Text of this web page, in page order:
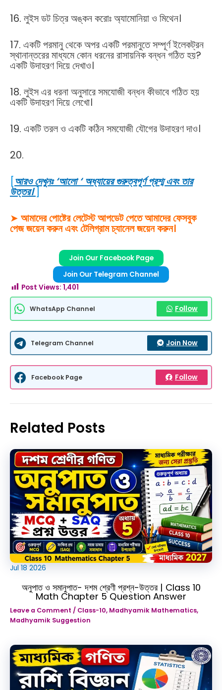
16. লুইস ডট চিত্র অঙ্কন করোঃ অ্যামোনিয়া ও মিথেন।
17. একটি পরমানু থেকে অপর একটি পরমানুতে সম্পূর্ণ ইলেকট্রন
স্থানান্তরের মাধ্যমে কোন ধরনের রাসায়নিক বন্ধন গঠিত হয়?
একটি উদাহরণ দিয়ে দেখাও।
18. লুইস এর ধরনা অনুসারে সমযোজী বন্ধন কীভাবে গঠিত হয়
একটি উদাহরণ দিয়ে লেখো।
19. একটি তরল ও একটি কঠিন সমযোজী যৌগের উদাহরণ দাও।
20.
[আরও দেখুনঃ ‘আলো ‘ অধ্যায়ের গুরুত্বপূর্ণ প্রশ্ম এবং তার
উত্তর।]
➤ আমাদের পোষ্টের লেটেস্ট আপডেট পেতে আমাদের ফেসবুক
পেজ জয়েন করুন এবং টেলিগ্রাম চ্যানেল জয়েন করুন।
Join Our Facebook Page
Join Our Telegram Channel
Post Views: 1,401
WhatsApp Channel Follow
Telegram Channel Join Now
Facebook Page Follow
Related Posts
Jul 18 2026
অনুপাত ও সমানুপাত- দশম শ্রেণী প্রশ্ন-উত্তর | Class 10
Math Chapter 5 Question Answer
Leave a Comment / Class-10, Madhyamik Mathematics,
Madhyamik Suggestion